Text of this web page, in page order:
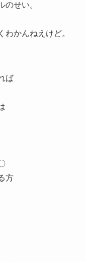
のせい。
かんねえけど。
ば
方